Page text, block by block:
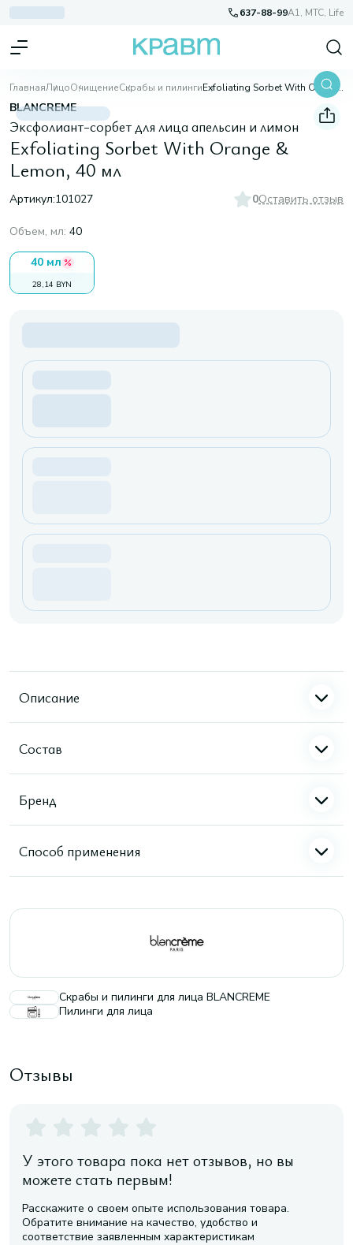
637-88-99A1, МТС, Life
ГлавнаяЛицоОчищениеСкрабы и пилинги Exfoliating Sorbet With Orange & Lemon, 40 мл
BLANCREME
Эксфолиант-сорбет для лица апельсин и лимон
Exfoliating Sorbet With Orange &
Lemon, 40 мл
Артикул:101027 0Оставить отзыв
Объем, мл: 40
40 мл
28,14 BYN
Описание
Состав
Бренд
Способ применения
Скрабы и пилинги для лица BLANCREME
Пилинги для лица
Отзывы
У этого товара пока нет отзывов, но вы
можете стать первым!
Расскажите о своем опыте использования товара.
Обратите внимание на качество, удобство и
соответствие заявленным характеристикам